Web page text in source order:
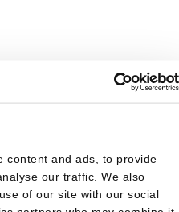
content and ads, to provide
our traffic. We also
of our site with our social